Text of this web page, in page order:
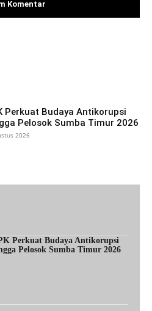
Perkuat Budaya Antikorupsi
Pelosok Sumba Timur 2026
2026
Perkuat Budaya Antikorupsi
Pelosok Sumba Timur 2026